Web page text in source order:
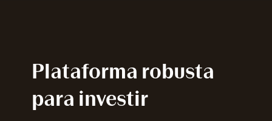
Plataforma robusta
para investir